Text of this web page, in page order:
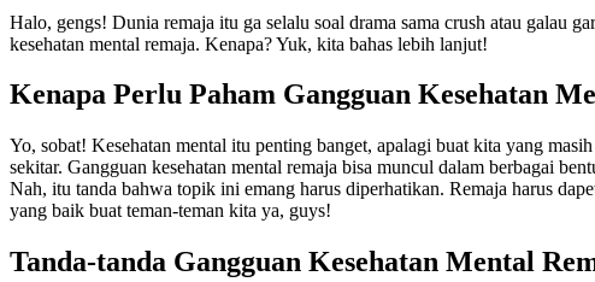
Halo, gengs! Dunia remaja itu ga selalu soal drama sama crush atau galau
kesehatan mental remaja. Kenapa? Yuk, kita bahas lebih lanjut!
Kenapa Perlu Paham Gangguan Kesehatan
Yo, sobat! Kesehatan mental itu penting banget, apalagi buat kita yang
sekitar. Gangguan kesehatan mental remaja bisa muncul dalam berbagai
Nah, itu tanda bahwa topik ini emang harus diperhatikan. Remaja harus
yang baik buat teman-teman kita ya, guys!
Tanda-tanda Gangguan Kesehatan Mental